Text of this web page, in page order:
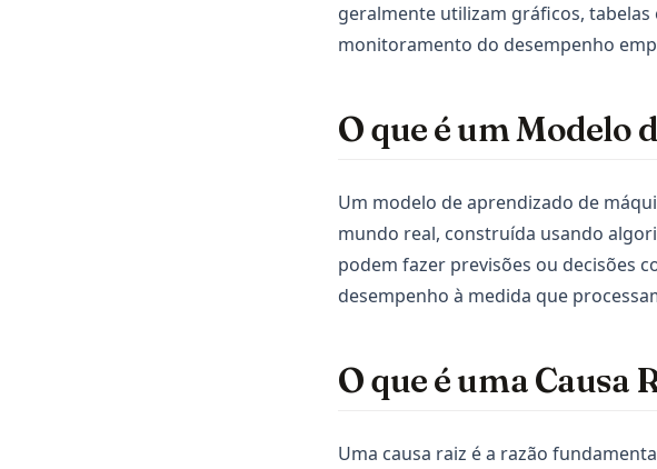
geralmente utilizam gráficos,
monitoramento do desempenho
O que é um Modelo
Um modelo de aprendizado de
mundo real, construída usando
podem fazer previsões ou decisões
desempenho à medida que
O que é uma Causa
Uma causa raiz é a razão